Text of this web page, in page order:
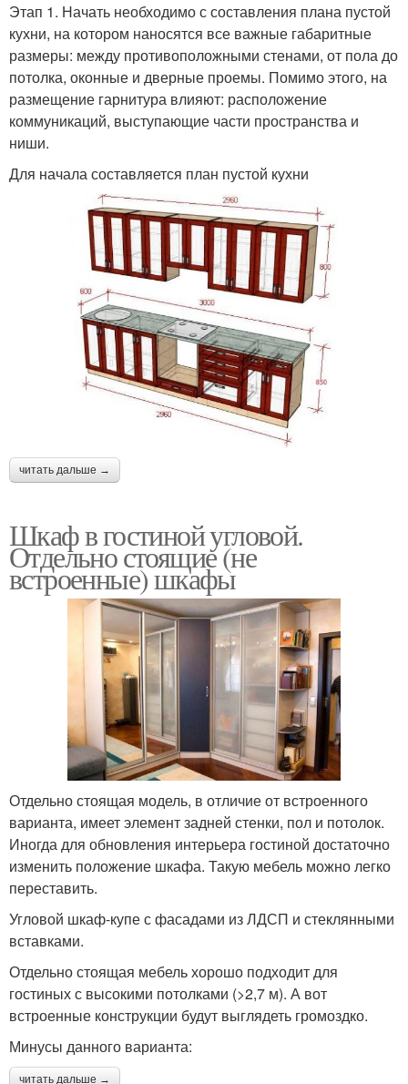
Этап 1. Начать необходимо с составления плана пустой
кухни, на котором наносятся все важные габаритные
размеры: между противоположными стенами, от пола до
потолка, оконные и дверные проемы. Помимо этого, на
размещение гарнитура влияют: расположение
коммуникаций, выступающие части пространства и
ниши.
Для начала составляется план пустой кухни
читать дальше →
Шкаф в гостиной угловой.
Отдельно стоящие (не
встроенные) шкафы
Отдельно стоящая модель, в отличие от встроенного
варианта, имеет элемент задней стенки, пол и потолок.
Иногда для обновления интерьера гостиной достаточно
изменить положение шкафа. Такую мебель можно легко
переставить.
Угловой шкаф-купе с фасадами из ЛДСП и стеклянными
вставками.
Отдельно стоящая мебель хорошо подходит для
гостиных с высокими потолками (>2,7 м). А вот
встроенные конструкции будут выглядеть громоздко.
Минусы данного варианта:
читать дальше →